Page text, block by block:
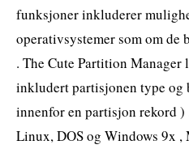
funksjoner inkluderer
operativsystemer som om de
. The Cute Partition Manager
inkludert partisjonen type og
innenfor en partisjon rekord
Linux, DOS og Windows 9x ,